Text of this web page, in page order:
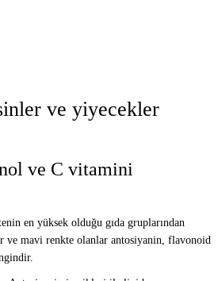
ve yiyecekler
ve C vitamini
en yüksek olduğu gıda gruplarından
ve mavi renkte olanlar antosiyanin, flavonoid